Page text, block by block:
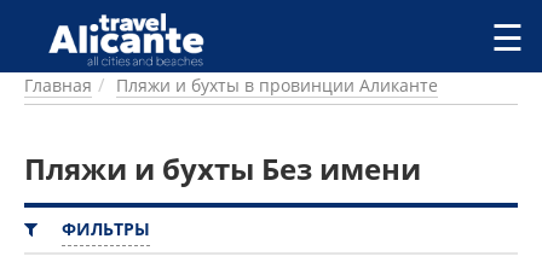
Перейти к основному содержанию
ГОРОДА
ПИТАНИЕ
ПРОЖИВАНИЕ
ПЛЯЖИ
ДОСТОПРИМЕЧАТЕЛЬНОСТИ
☰
Главная Пляжи и бухты в провинции Аликанте
Пляжи и бухты Без имени
ФИЛЬТРЫ